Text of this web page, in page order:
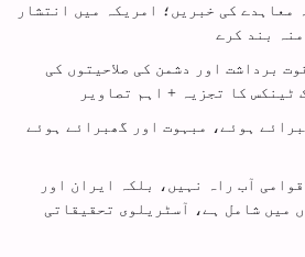
معاہدے کی خبریں؛ امریکہ میں انتشار
بند کرے
برداشت اور دشمن کی صلاحیتوں کی
ٹینکس کا تجزیہ + اہم تصاویر
ہوئے، مبہوت اور گھبرائے ہوئے
آب راہ نہیں، بلکہ ایران اور
میں شامل ہے، آسٹریلوی تحقیقاتی